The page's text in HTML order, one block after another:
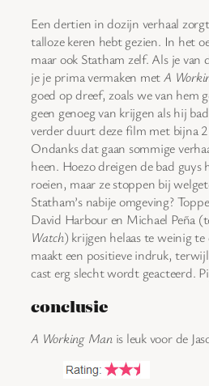
Een dertien in dozijn verhaal
talloze keren hebt gezien. In het
maar ook Statham zelf. Als je
je je prima vermaken metA
goed op dreef, zoals we van hem
geen genoeg van krijgen als hij
verder duurt deze film met bijna
Ondanks dat gaan sommige
heen. Hoezo dreigen de bad
roeien, maar ze stoppen bij
Statham’s nabije omgeving?
David Harbour en Michael Peña
Watch) krijgen helaas te weinig
maakt een positieve indruk,
cast erg slecht wordt geacteerd.
conclusie
A Working Manis leuk voor de